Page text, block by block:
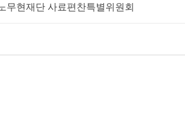
무현재단 사료편찬특별위원회